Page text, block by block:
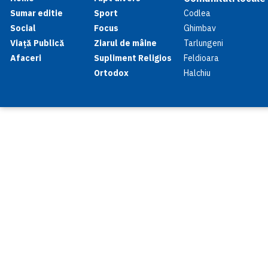
Sumar editie
Social
Viață Publică
Afaceri
Sport
Focus
Ziarul de mâine
Supliment Religios
Ortodox
Codlea
Ghimbav
Tarlungeni
Feldioara
Halchiu